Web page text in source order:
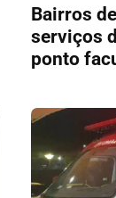
Bairros
serviços
ponto